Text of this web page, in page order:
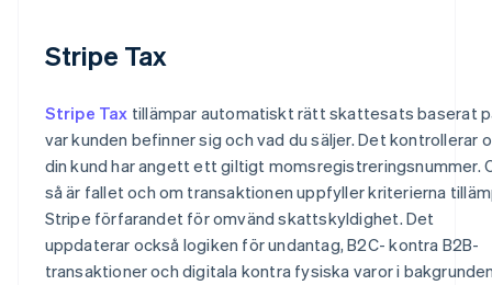
Stripe Tax
Stripe Tax tillämpar automatiskt rätt skattesats baserat
var kunden befinner sig och vad du säljer. Det kontrollerar
din kund har angett ett giltigt momsregistreringsnummer.
så är fallet och om transaktionen uppfyller kriterierna
Stripe förfarandet för omvänd skattskyldighet. Det
uppdaterar också logiken för undantag, B2C- kontra B2B-
transaktioner och digitala kontra fysiska varor i